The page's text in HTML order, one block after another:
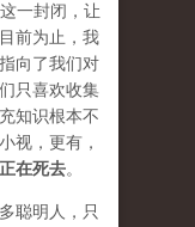
一封闭，让
前为止，我
向了我们对
只喜欢收集
知识根本不
视，更有，
在死去。
聪明人，只